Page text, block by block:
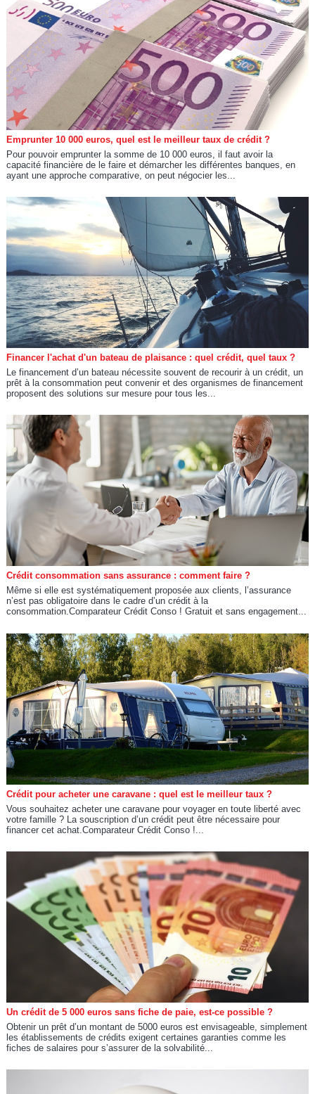
Emprunter 10 000 euros, quel est le meilleur taux de crédit ?
Pour pouvoir emprunter la somme de 10 000 euros, il faut avoir la
capacité financière de le faire et démarcher les différentes banques, en
ayant une approche comparative, on peut négocier les...
Financer l'achat d'un bateau de plaisance : quel crédit, quel taux ?
Le financement d’un bateau nécessite souvent de recourir à un crédit, un
prêt à la consommation peut convenir et des organismes de financement
proposent des solutions sur mesure pour tous les...
Crédit consommation sans assurance : comment faire ?
Même si elle est systématiquement proposée aux clients, l’assurance
n’est pas obligatoire dans le cadre d’un crédit à la
consommation.Comparateur Crédit Conso ! Gratuit et sans engagement...
Crédit pour acheter une caravane : quel est le meilleur taux ?
Vous souhaitez acheter une caravane pour voyager en toute liberté avec
votre famille ? La souscription d’un crédit peut être nécessaire pour
financer cet achat.Comparateur Crédit Conso !...
Un crédit de 5 000 euros sans fiche de paie, est-ce possible ?
Obtenir un prêt d’un montant de 5000 euros est envisageable, simplement
les établissements de crédits exigent certaines garanties comme les
fiches de salaires pour s’assurer de la solvabilité...